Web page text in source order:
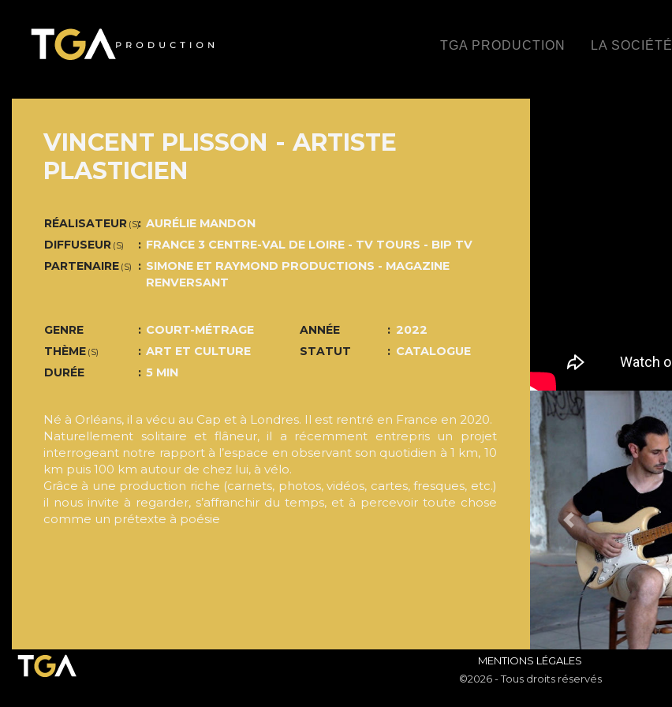
TGA PRODUCTION LA SOCIÉTÉ
VINCENT PLISSON - ARTISTE
PLASTICIEN
RÉALISATEUR (S)
AURÉLIE MANDON
DIFFUSEUR (S)
FRANCE 3 CENTRE-VAL DE LOIRE - TV TOURS - BIP TV
PARTENAIRE (S)
SIMONE ET RAYMOND PRODUCTIONS - MAGAZINE
RENVERSANT
GENRE
COURT-MÉTRAGE
THÈME (S)
ART ET CULTURE
DURÉE
5 MIN
ANNÉE
2022
STATUT
CATALOGUE
Né à Orléans, il a vécu au Cap et à Londres. Il est rentré en France en 2020.
Naturellement solitaire et flâneur, il a récemment entrepris un projet
interrogeant notre rapport à l’espace en observant son quotidien à 1 km, 10
km puis 100 km autour de chez lui, à vélo.
Grâce à une production riche (carnets, photos, vidéos, cartes, fresques, etc.)
il nous invite à regarder, s’affranchir du temps, et à percevoir toute chose
comme un prétexte à poésie
PREVIOUS
MENTIONS LÉGALES
©2026 - Tous droits réservés